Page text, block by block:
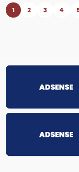
1 2 3 4